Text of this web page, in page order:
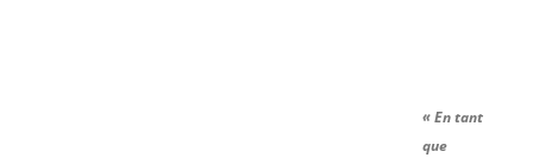
« En tant
que